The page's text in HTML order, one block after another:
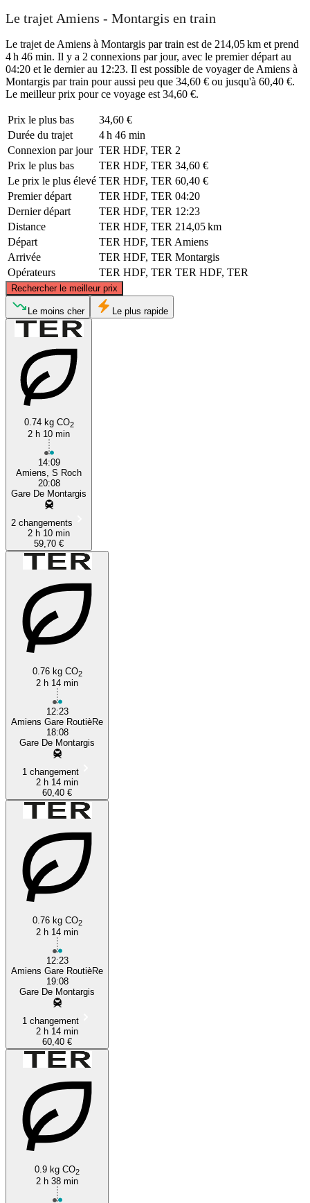
Le trajet Amiens - Montargis en train
Le trajet de Amiens à Montargis par train est de 214,05 km et prend
4 h 46 min. Il y a 2 connexions par jour, avec le premier départ au
04:20 et le dernier au 12:23. Il est possible de voyager de Amiens à
Montargis par train pour aussi peu que 34,60 € ou jusqu'à 60,40 €.
Le meilleur prix pour ce voyage est 34,60 €.
Prix ​​le plus bas
34,60 €
Durée du trajet
4 h 46 min
Connexion par jour TER HDF, TER 2
Prix ​​le plus bas
TER HDF, TER 34,60 €
Le prix le plus élevé TER HDF, TER 60,40 €
Premier départ
TER HDF, TER 04:20
Dernier départ
TER HDF, TER 12:23
Distance
TER HDF, TER 214,05 km
Départ
TER HDF, TER Amiens
Arrivée
TER HDF, TER Montargis
Opérateurs
TER HDF, TER TER HDF, TER
Rechercher le meilleur prix
Amiens
©CARTO, ©OpenStreetMapcontributors
Le moins cher Le plus rapide
0.74 kg CO2
2 h 10 min
14:09
Amiens, S Roch
20:08
Gare De Montargis
2 changements
2 h 10 min
59,70 €
0.76 kg CO2
2 h 14 min
12:23
Amiens Gare RoutièRe
18:08
Gare De Montargis
1 changement
2 h 14 min
60,40 €
0.76 kg CO2
2 h 14 min
12:23
Amiens Gare RoutièRe
19:08
Gare De Montargis
1 changement
2 h 14 min
60,40 €
0.9 kg CO2
2 h 38 min